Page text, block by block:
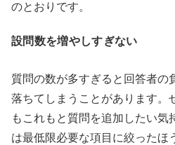
のとおりです。
設問数を増やしすぎない
質問の数が多すぎると回答者の
落ちてしまうことがあります。
もこれもと質問を追加したい気
は最低限必要な項目に絞ったほ